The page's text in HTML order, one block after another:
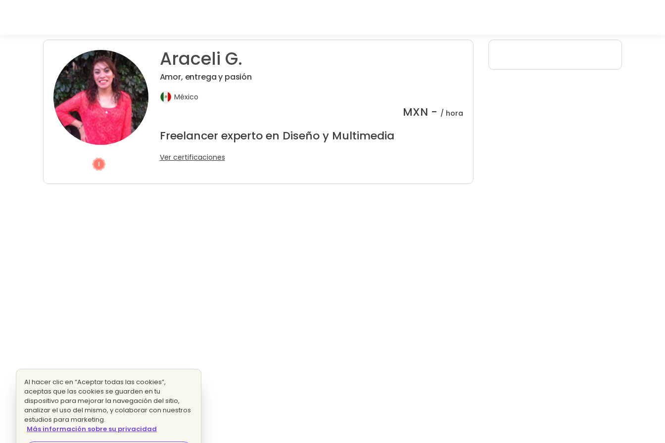
Araceli G.
Amor, entrega y pasión
México
MXN - / hora
Freelancer experto en Diseño y Multimedia
Ver certificaciones
Al hacer clic en “Aceptar todas las cookies”,
aceptas que las cookies se guarden en tu
dispositivo para mejorar la navegación del sitio,
analizar el uso del mismo, y colaborar con nuestros
estudios para marketing.
Más información sobre su privacidad